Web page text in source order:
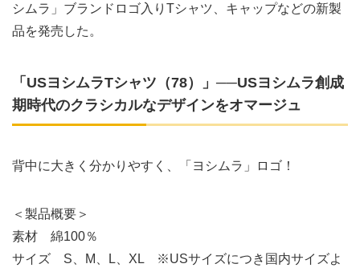
シムラ」ブランドロゴ入りTシャツ、キャップなどの新製
品を発売した。
「USヨシムラTシャツ（78）」──USヨシムラ創成
期時代のクラシカルなデザインをオマージュ
背中に大きく分かりやすく、「ヨシムラ」ロゴ！
＜製品概要＞
素材 綿100％
サイズ S、M、L、XL ※USサイズにつき国内サイズよ